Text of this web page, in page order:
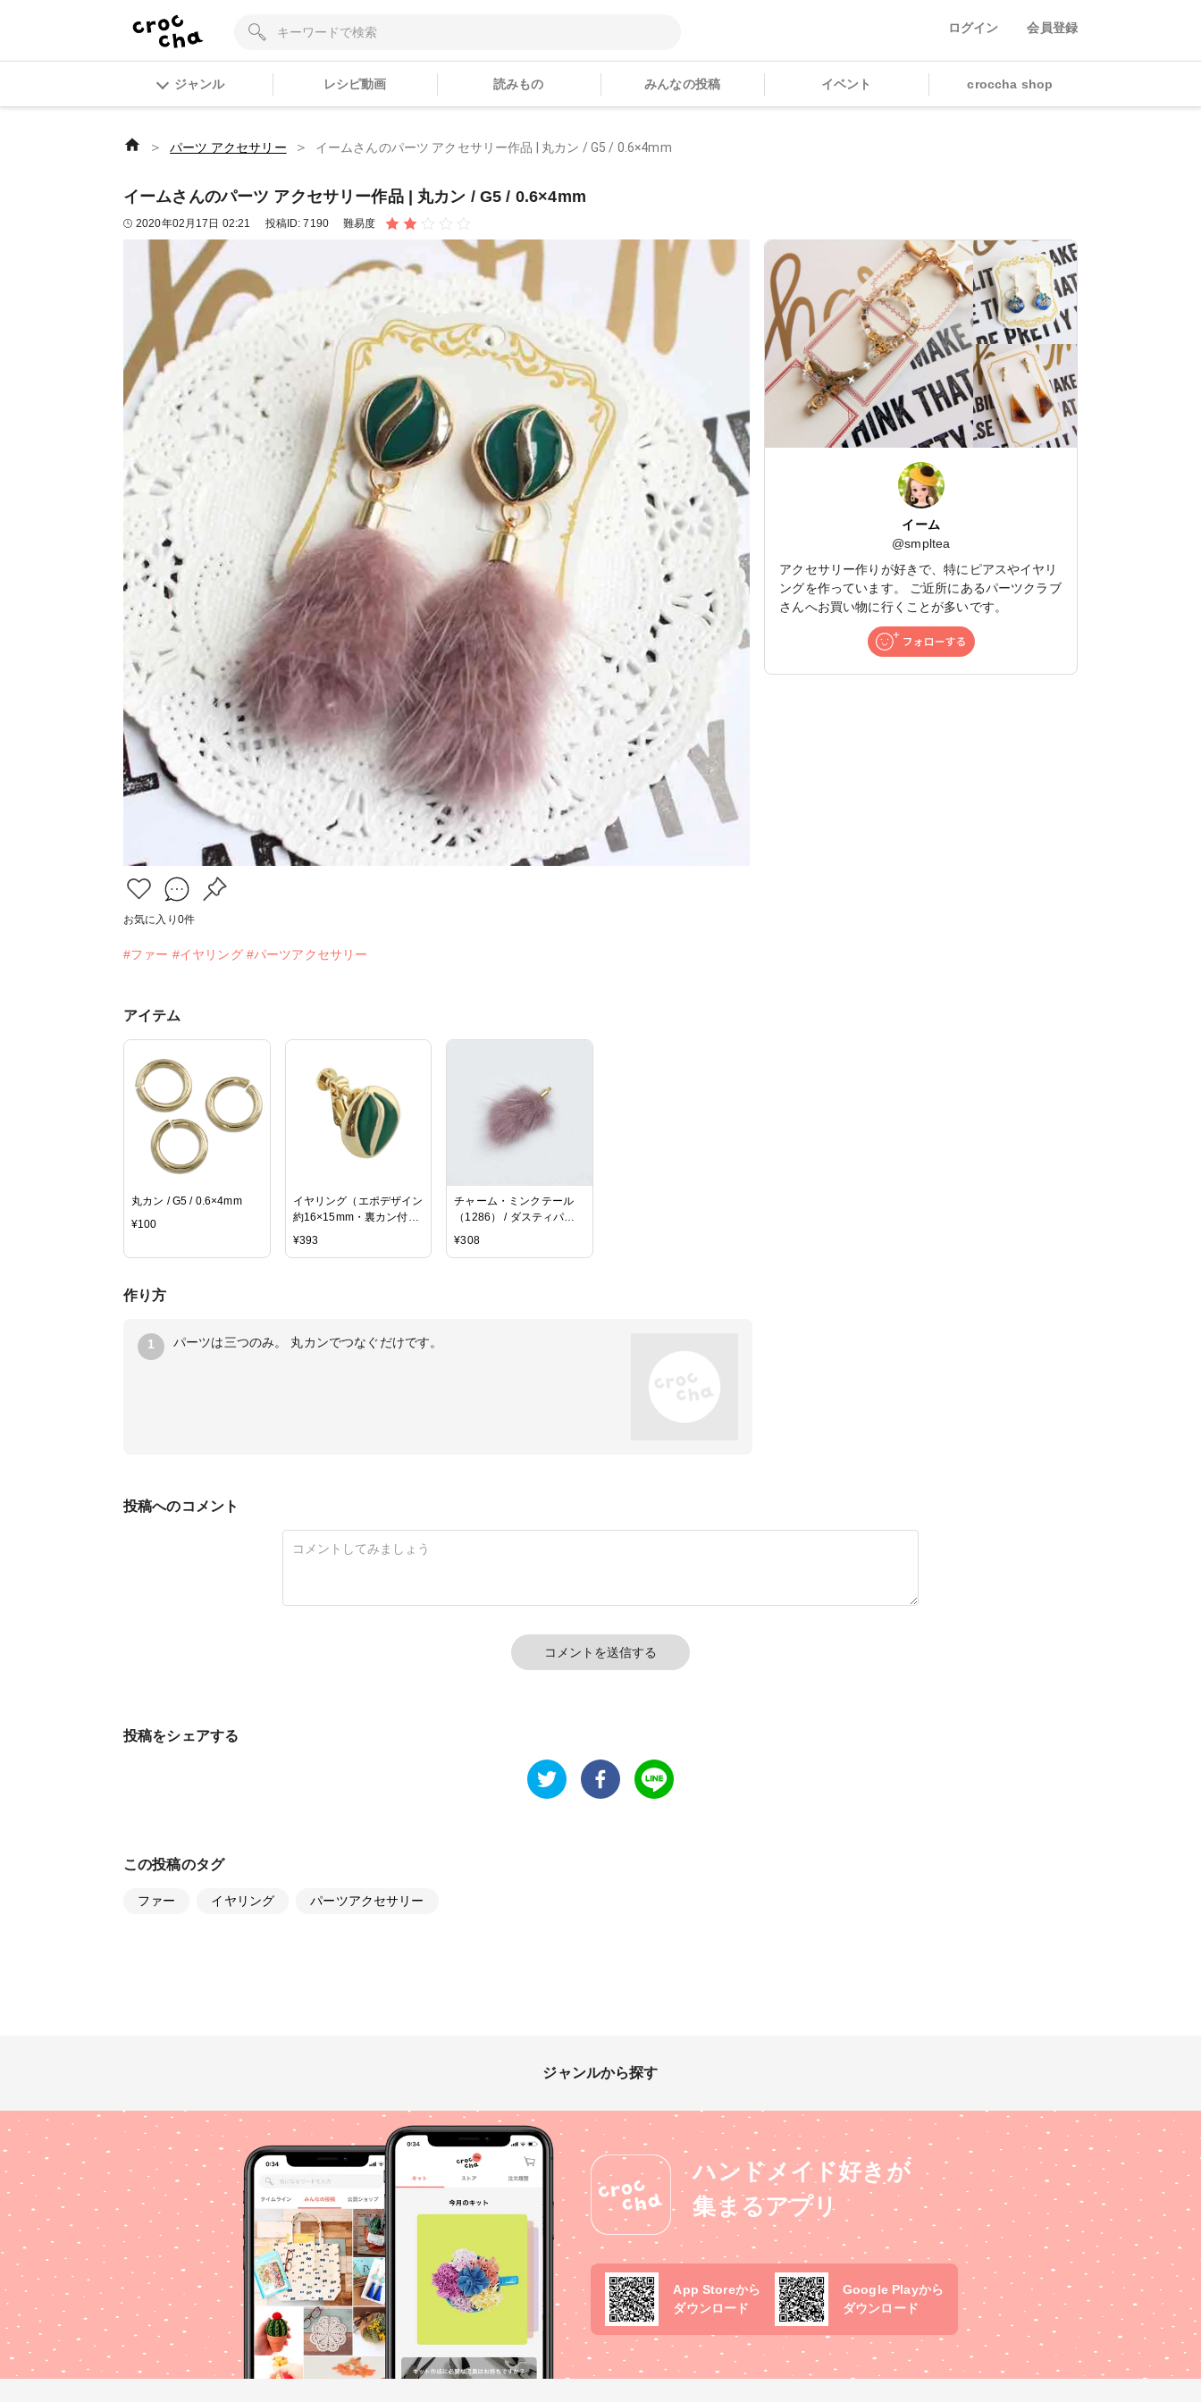
ログイン 会員登録
ジャンル レシピ動画 読みもの みんなの投稿 イベント croccha shop
＞ パーツ アクセサリー ＞ イームさんのパーツ アクセサリー作品 | 丸カン / G5 / 0.6×4mm
イームさんのパーツ アクセサリー作品 | 丸カン / G5 / 0.6×4mm
2020年02月17日 02:21 投稿ID:7190 難易度
お気に入り 0件
#ファー #イヤリング #パーツアクセサリー
イーム
@smpltea
アクセサリー作りが好きで、特にピアスやイヤリ
ングを作っています。 ご近所にあるパーツクラブ
さんへお買い物に行くことが多いです。
アイテム
丸カン / G5 / 0.6×4mm
¥100
イヤリング（エポデザイン
約16×15mm・裏カン付
4043）/ GR・G5 / 1ペア
¥393
チャーム・ミンクテール
（1286） / ダスティパー
プル（PU）
¥308
作り方
1 パーツは三つのみ。 丸カンでつなぐだけです。
投稿へのコメント
コメントを送信する
投稿をシェアする
この投稿のタグ
ファー イヤリング パーツアクセサリー
ジャンルから探す
ハンドメイド好きが
集まるアプリ
App Storeから
ダウンロード
Google Playから
ダウンロード